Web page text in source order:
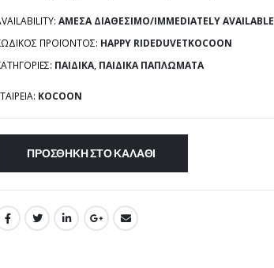
ΆΜΕΣΑ ΔΙΑΘΈΣΙΜΟ/IMMEDIATELY AVAILABLE
ΠΡΟΪΌΝΤΟΣ: HAPPY RIDEDUVETKOCOON
ΠΑΙΔΙΚΆ, ΠΑΙΔΙΚΆ ΠΑΠΛΏΜΑΤΑ
KOCOON
ΠΡΟΣΘΉΚΗ ΣΤΟ ΚΑΛΆΘΙ